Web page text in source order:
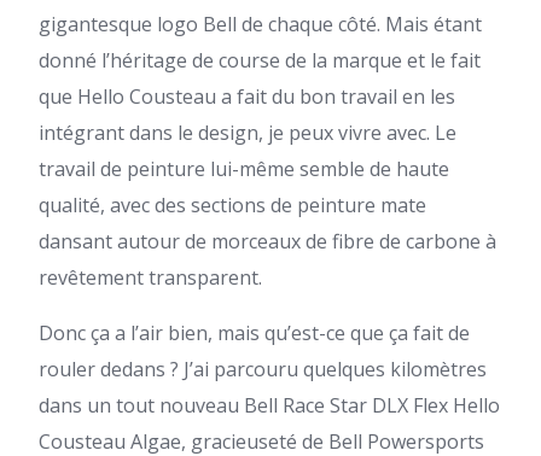
gigantesque logo Bell de chaque côté. Mais étant
donné l’héritage de course de la marque et le fait
que Hello Cousteau a fait du bon travail en les
intégrant dans le design, je peux vivre avec. Le
travail de peinture lui-même semble de haute
qualité, avec des sections de peinture mate
dansant autour de morceaux de fibre de carbone à
revêtement transparent.
Donc ça a l’air bien, mais qu’est-ce que ça fait de
rouler dedans ? J’ai parcouru quelques kilomètres
dans un tout nouveau Bell Race Star DLX Flex Hello
Cousteau Algae, gracieuseté de Bell Powersports